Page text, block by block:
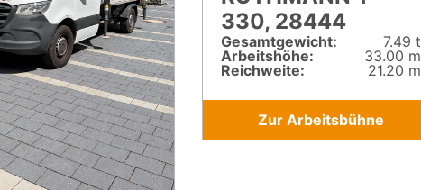
330, 28444
Gesamt­gewicht:
7.49 t
Arbeitshöhe:
33.00 m
Reichweite:
21.20 m
Zur Arbeitsbühne